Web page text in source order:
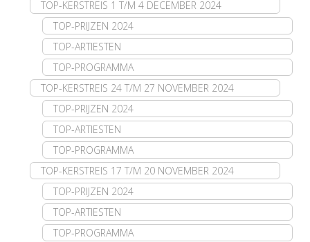
TOP-KERSTREIS 1 T/M 4 DECEMBER 2024
TOP-PRIJZEN 2024
TOP-ARTIESTEN
TOP-PROGRAMMA
TOP-KERSTREIS 24 T/M 27 NOVEMBER 2024
TOP-PRIJZEN 2024
TOP-ARTIESTEN
TOP-PROGRAMMA
TOP-KERSTREIS 17 T/M 20 NOVEMBER 2024
TOP-PRIJZEN 2024
TOP-ARTIESTEN
TOP-PROGRAMMA